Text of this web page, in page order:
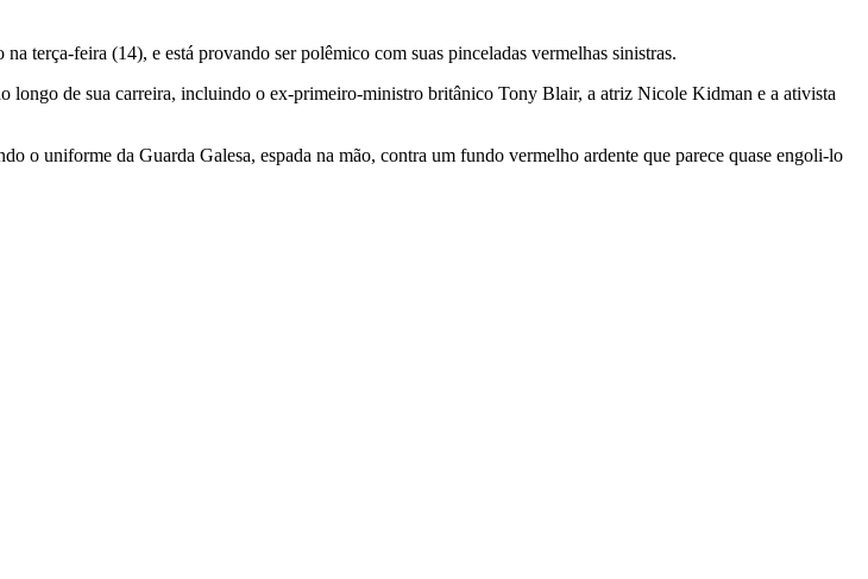
na terça-feira (14), e está provando ser polêmico com suas pinceladas vermelhas sinistras.
longo de sua carreira, incluindo o ex-primeiro-ministro britânico Tony Blair, a atriz Nicole Kidman e a ativista
o uniforme da Guarda Galesa, espada na mão, contra um fundo vermelho ardente que parece quase engoli-lo